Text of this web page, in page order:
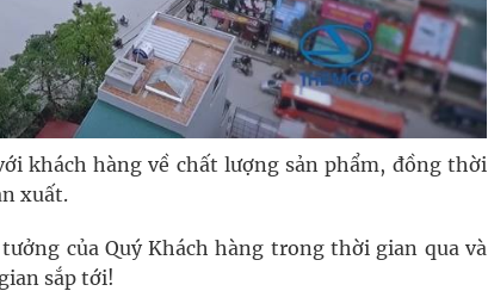
khách hàng về chất lượng sản phẩm, đồng thời
xuất.
của Quý Khách hàng trong thời gian qua và
sắp tới!